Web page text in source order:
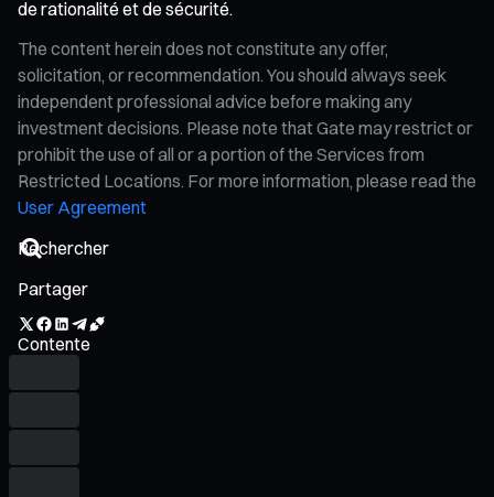
de rationalité et de sécurité.
The content herein does not constitute any offer,
solicitation, or recommendation. You should always seek
independent professional advice before making any
investment decisions. Please note that Gate may restrict or
prohibit the use of all or a portion of the Services from
Restricted Locations. For more information, please read the
User Agreement
Partager
Contente